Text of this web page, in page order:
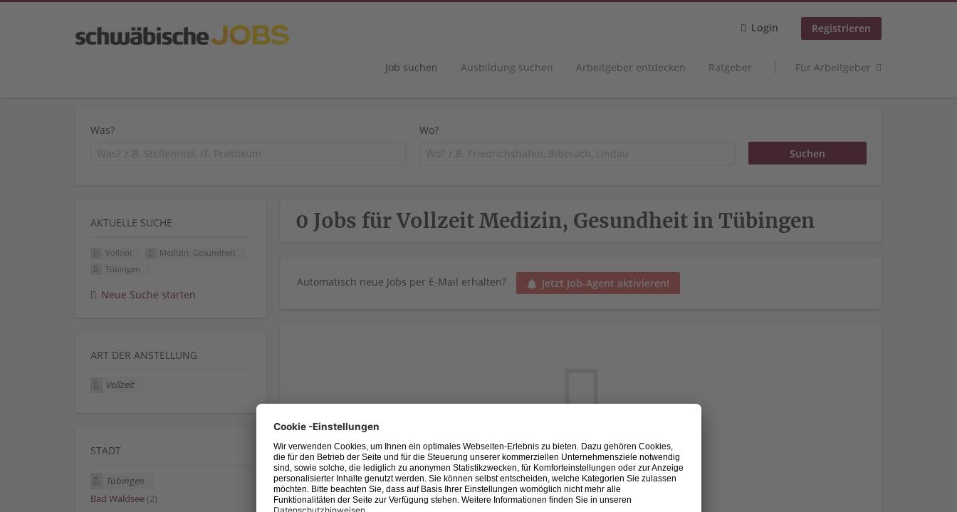
Login Registrieren
Job suchen Ausbildung suchen Arbeitgeber entdecken Ratgeber Für Arbeitgeber
Was? Wo?
0 Jobs für Vollzeit Medizin, Gesundheit in Tübingen
Automatisch neue Jobs per E-Mail erhalten? Jetzt Job-Agent aktivieren!
Leider keine Jobs gefunden.
Neue Suche starten
AKTUELLE SUCHE
Vollzeit
Medizin, Gesundheit
Tübingen
Neue Suche starten
ART DER ANSTELLUNG
Vollzeit
STADT
Tübingen
Bad Waldsee (2)